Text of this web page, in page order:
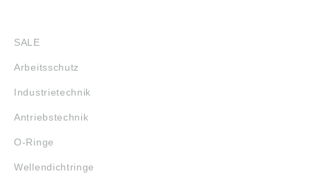
SALE
Arbeitsschutz
Industrietechnik
Antriebstechnik
O-Ringe
Wellendichtringe